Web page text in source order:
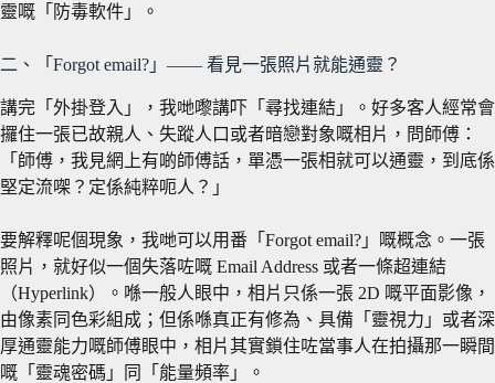
靈嘅「防毒軟件」。
二、「Forgot email?」—— 看見一張照片就能通靈？
講完「外掛登入」，我哋嚟講吓「尋找連結」。好多客人經常會
攞住一張已故親人、失蹤人口或者暗戀對象嘅相片，問師傅：
「師傅，我見網上有啲師傅話，單憑一張相就可以通靈，到底係
堅定流㗎？定係純粹呃人？」
要解釋呢個現象，我哋可以用番「Forgot email?」嘅概念。一張
照片，就好似一個失落咗嘅 Email Address 或者一條超連結
（Hyperlink）。喺一般人眼中，相片只係一張 2D 嘅平面影像，
由像素同色彩組成；但係喺真正有修為、具備「靈視力」或者深
厚通靈能力嘅師傅眼中，相片其實鎖住咗當事人在拍攝那一瞬間
嘅「靈魂密碼」同「能量頻率」。